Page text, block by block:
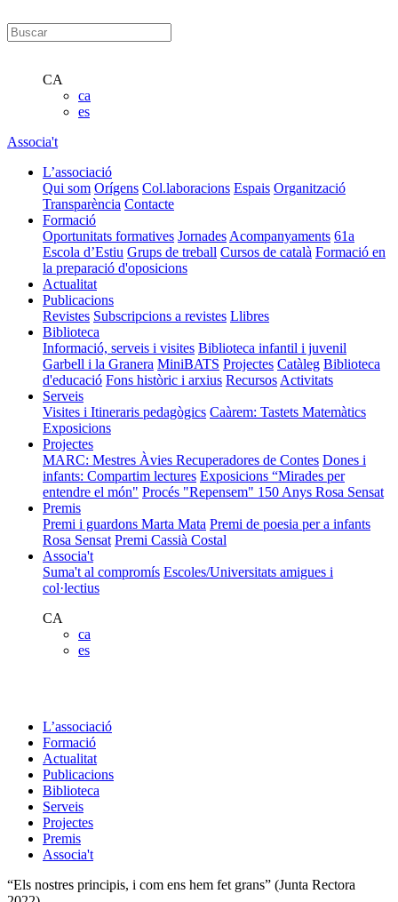
CA
ca
es
Associa't
L’associació
Qui som Orígens Col.laboracions Espais Organització
Transparència Contacte
Formació
Oportunitats formatives Jornades Acompanyaments 61a
Escola d’Estiu Grups de treball Cursos de català Formació en
la preparació d'oposicions
Actualitat
Publicacions
Revistes Subscripcions a revistes Llibres
Biblioteca
Informació, serveis i visites Biblioteca infantil i juvenil
Garbell i la Granera MiniBATS Projectes Catàleg Biblioteca
d'educació Fons històric i arxius Recursos Activitats
Serveis
Visites i Itineraris pedagògics Caàrem: Tastets Matemàtics
Exposicions
Projectes
MARC: Mestres Àvies Recuperadores de Contes Dones i
infants: Compartim lectures Exposicions “Mirades per
entendre el món" Procés "Repensem" 150 Anys Rosa Sensat
Premis
Premi i guardons Marta Mata Premi de poesia per a infants
Rosa Sensat Premi Cassià Costal
Associa't
Suma't al compromís Escoles/Universitats amigues i
col·lectius
CA
ca
es
L’associació
Formació
Actualitat
Publicacions
Biblioteca
Serveis
Projectes
Premis
Associa't
“Els nostres principis, i com ens hem fet grans” (Junta Rectora